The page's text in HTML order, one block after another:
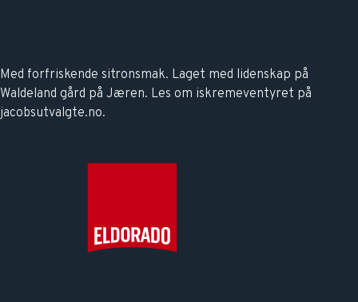
Med forfriskende sitronsmak. Laget med lidenskap på
Waldeland gård på Jæren. Les om iskremeventyret på
jacobsutvalgte.no.